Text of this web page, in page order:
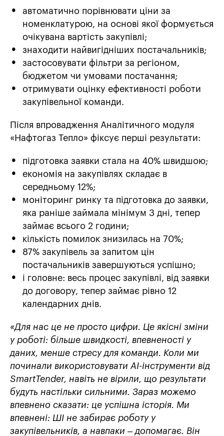
автоматично порівнювати ціни за
номенклатурою, на основі якої формується
очікувана вартість закупівлі;
знаходити найвигідніших постачальників;
застосовувати фільтри за регіоном,
бюджетом чи умовами постачання;
отримувати оцінку ефективності роботи
закупівельної команди.
Після впровадження Аналітичного модуля
«Нафтогаз Тепло» фіксує перші результати:
підготовка заявки стала на 40% швидшою;
економія на закупівлях складає в
середньому 12%;
моніторинг ринку та підготовка до заявки,
яка раніше займала мінімум 3 дні, тепер
займає всього 2 години;
кількість помилок знизилась на 70%;
87% закупівель за запитом цін
постачальників завершуються успішно;
і головне: весь процес закупівлі, від заявки
до договору, тепер займає рівно 12
календарних днів.
«Для нас це не просто цифри. Це якісні зміни
у роботі: більше швидкості, впевненості у
даних, менше стресу для команди. Коли ми
починали використовувати AI-інструменти від
SmartTender, навіть не вірили, що результати
будуть настільки сильними. Зараз можемо
впевнено сказати: це успішна історія. Ми
впевнені: ШІ не забирає роботу у
закупівельників, а навпаки – допомагає. Він